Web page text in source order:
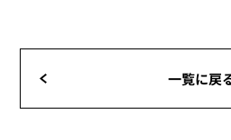
一覧に戻